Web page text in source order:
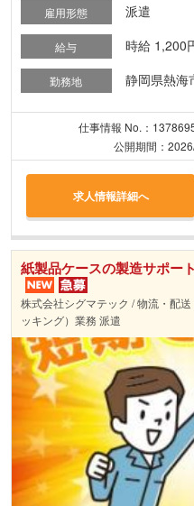
雇用形態 派遣
給与 時給 1,200
勤務地 静岡県熱海
仕事情報 No.：
公開期間：
求人情報詳細へ
紙製品ケースの製造サポー
株式会社シグマテック / 物流・配
ッキング）業務 派遣